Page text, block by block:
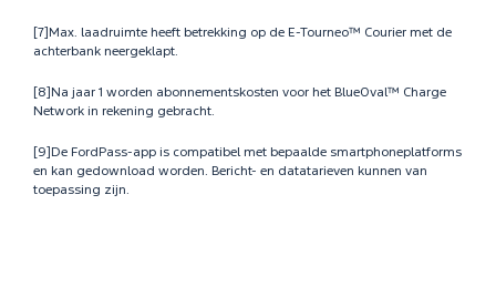
[7]Max. laadruimte heeft betrekking op de E-Tourneo™ Courier met de
achterbank neergeklapt.
[8]Na jaar 1 worden abonnementskosten voor het BlueOval™ Charge
Network in rekening gebracht.
[9]De FordPass-app is compatibel met bepaalde smartphoneplatforms
en kan gedownload worden. Bericht- en datatarieven kunnen van
toepassing zijn.